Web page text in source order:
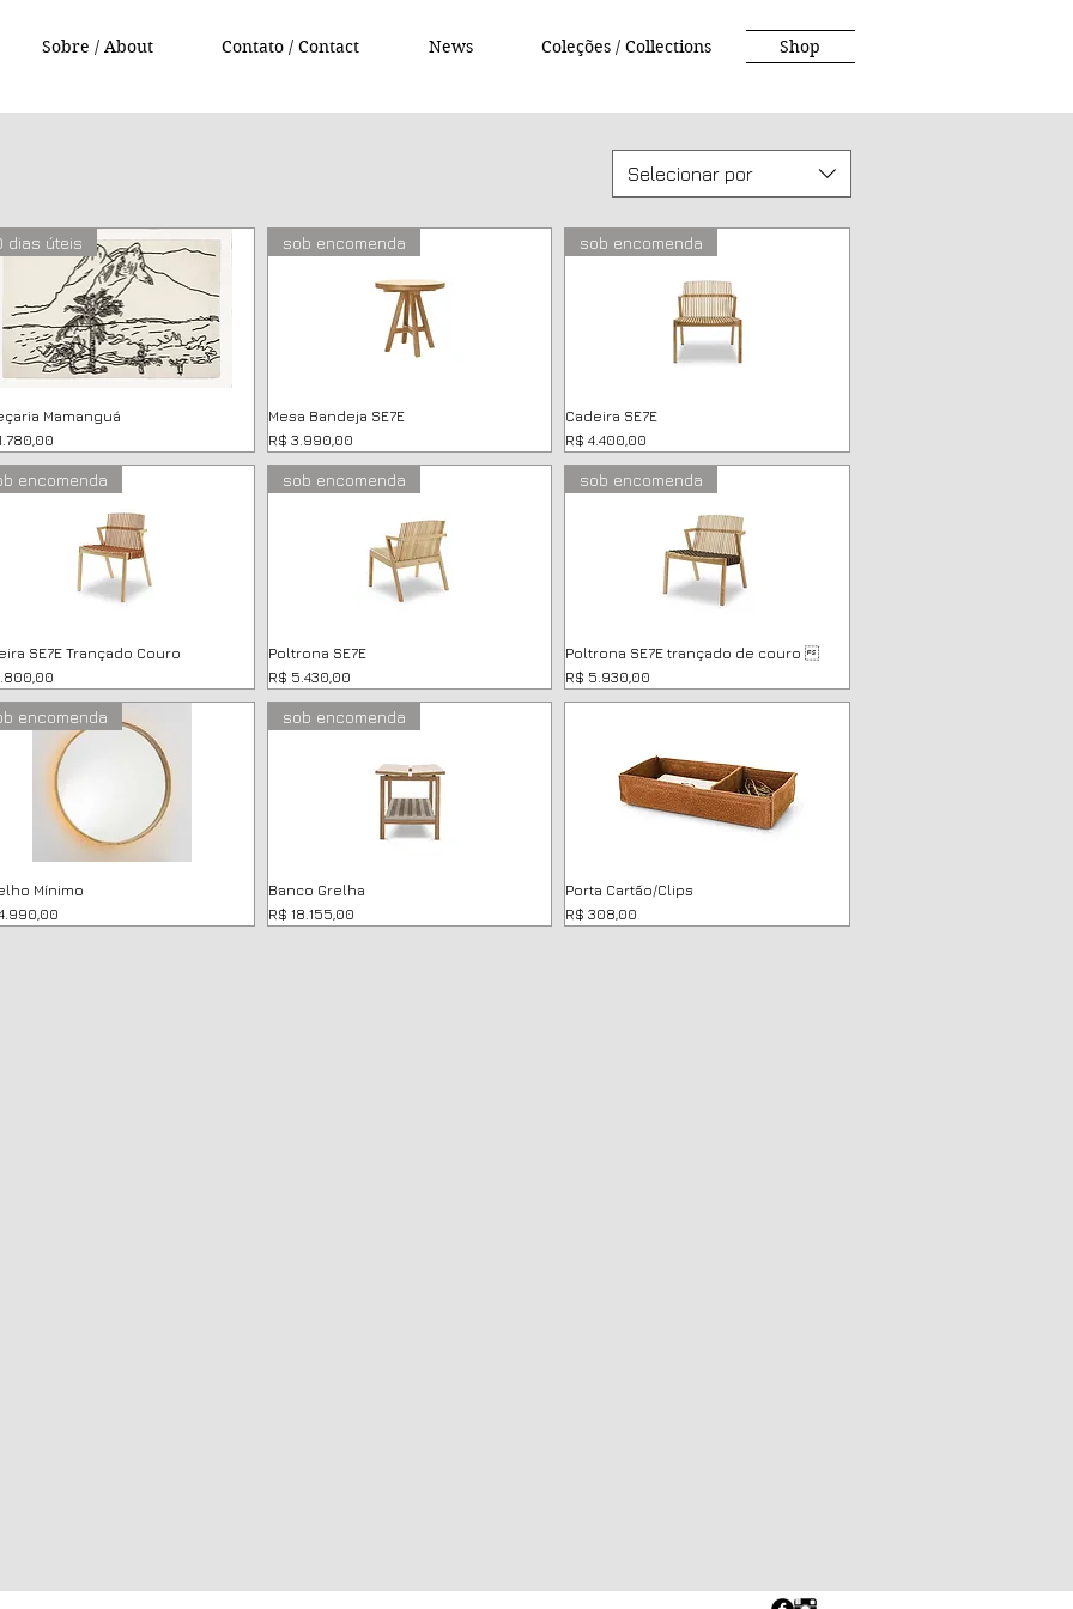
Sobre / About Contato / Contact News Coleções / Collections Shop
Selecionar por
dias úteis
Mamanguá
sob encomenda
Mesa Bandeja SE7E
Preço
R$ 3.990,00
sob encomenda
Cadeira SE7E
Preço
R$ 4.400,00
encomenda
SE7E Trançado Couro
sob encomenda
Poltrona SE7E
Preço
R$ 5.430,00
sob encomenda
Poltrona SE7E trançado de couro
Preço
R$ 5.930,00
encomenda
Mínimo
sob encomenda
Banco Grelha
Preço
R$ 18.155,00
Porta Cartão/Clips
Preço
R$ 308,00